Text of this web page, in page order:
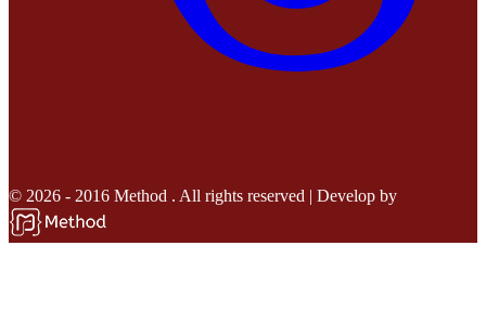
© 2026 - 2016 Method . All rights reserved | Develop by